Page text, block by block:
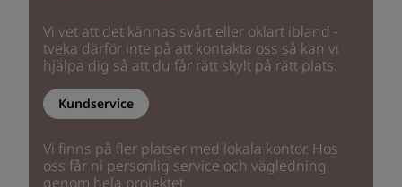
Vi vet att det kännas svårt eller oklart ibland -
tveka därför inte på att kontakta oss så kan vi
hjälpa dig så att du får rätt skylt på rätt plats.
Kundservice
Vi finns på fler platser med lokala kontor. Hos
oss får ni personlig service och vägledning
genom hela projektet.